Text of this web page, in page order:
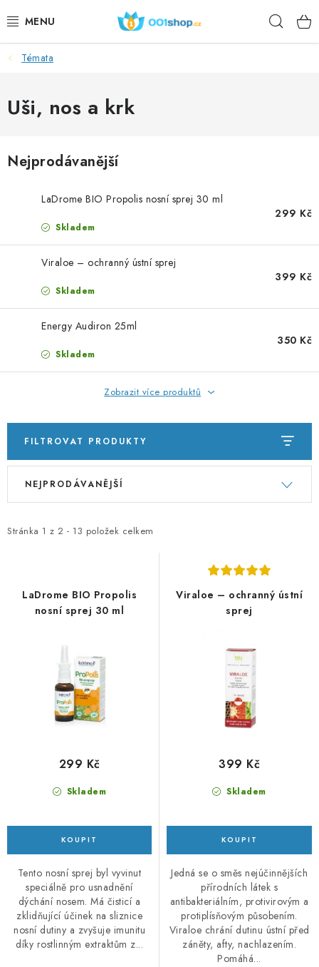
na
DOPLŇKY STRAVY
KOSMETIKA
POTRAVINY
AKCE
DÁRKY
PORADNA
ZNAČKY
Obchodní podmínky
Podmínky ochrany osobních údajů
Kontakty
Natural Health Store
Slovník pojmů
Moje objednávka
Témata
Uši, nos a krk
Nejprodávanější
LaDrome BIO Propolis nosní sprej 30 ml
Skladem
299 Kč
Viraloe – ochranný ústní sprej
Skladem
399 Kč
Energy Audiron 25ml
Skladem
350 Kč
Zobrazit více produktů
FILTROVAT PRODUKTY
V
i
Stránka 1 z 2 - 13 položek celkem
Ř
e
NEJPRODÁVANĚJŠÍ
LaDrome BIO Propolis
nosní sprej 30 ml
Skladem
299 Kč
Tento nosní sprej byl vyvinut
speciálně pro usnadnění
dýchání nosem. Má čisticí a
zklidňující účinek na sliznice
nosní dutiny a zvyšuje imunitu
díky rostlinným extraktům z...
Viraloe – ochranný ústní
sprej
Skladem
399 Kč
Jedná se o směs nejúčinnějších
přírodních látek s
antibakteriálním, protivirovým a
protiplísňovým působením.
Viraloe chrání dutinu ústní před
záněty, afty, nachlazením.
Pomáhá...